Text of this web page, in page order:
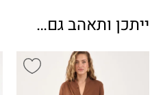
ייתכן ותאהב גם…